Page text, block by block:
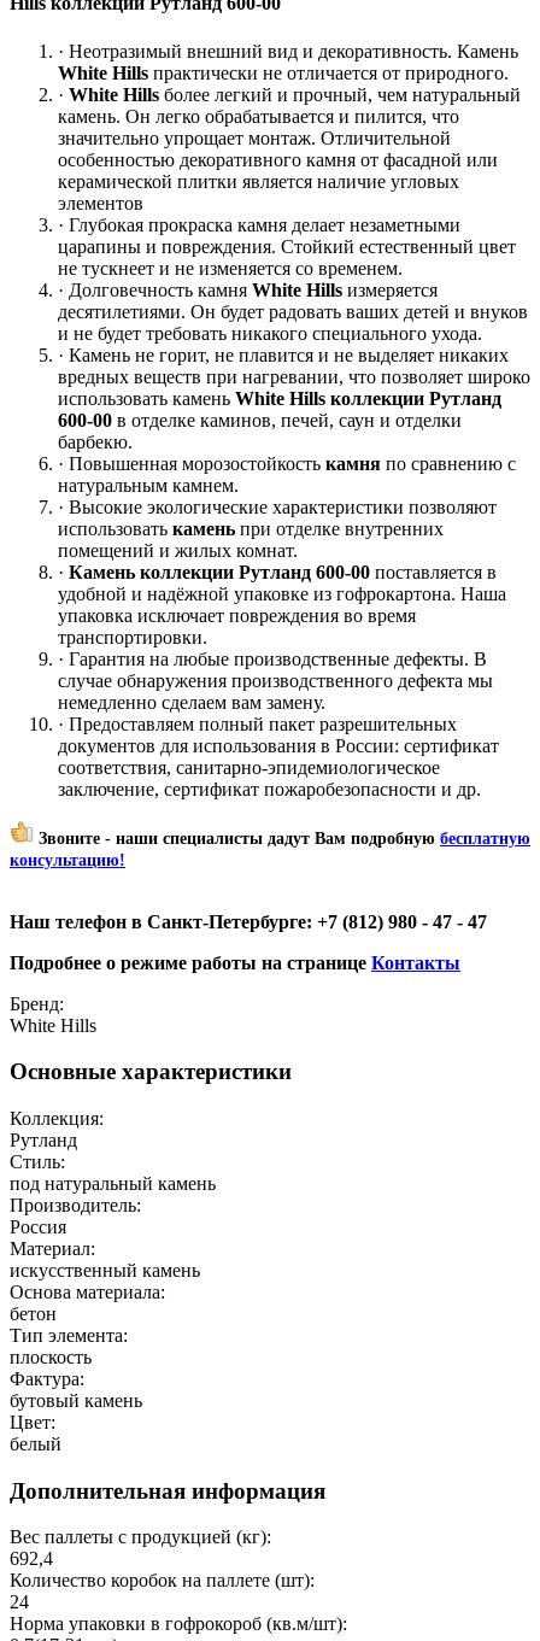
· Неотразимый внешний вид и декоративность. Камень
White Hills практически не отличается от природного.
· White Hills более легкий и прочный, чем натуральный
камень. Он легко обрабатывается и пилится, что
значительно упрощает монтаж. Отличительной
особенностью декоративного камня от фасадной или
керамической плитки является наличие угловых
элементов
· Глубокая прокраска камня делает незаметными
царапины и повреждения. Стойкий естественный цвет
не тускнеет и не изменяется со временем.
· Долговечность камня White Hills измеряется
десятилетиями. Он будет радовать ваших детей и внуков
и не будет требовать никакого специального ухода.
· Камень не горит, не плавится и не выделяет никаких
вредных веществ при нагревании, что позволяет широко
использовать камень White Hills коллекции Рутланд
600-00 в отделке каминов, печей, саун и отделки
барбекю.
· Повышенная морозостойкость камня по сравнению с
натуральным камнем.
· Высокие экологические характеристики позволяют
использовать камень при отделке внутренних
помещений и жилых комнат.
· Камень коллекции Рутланд 600-00 поставляется в
удобной и надёжной упаковке из гофрокартона. Наша
упаковка исключает повреждения во время
транспортировки.
· Гарантия на любые производственные дефекты. В
случае обнаружения производственного дефекта мы
немедленно сделаем вам замену.
· Предоставляем полный пакет разрешительных
документов для использования в России: сертификат
соответствия, санитарно-эпидемиологическое
заключение, сертификат пожаробезопасности и др.
Звоните - наши специалисты дадут Вам подробную бесплатную
консультацию!
Наш телефон в Санкт-Петербурге: +7 (812) 980 - 47 - 47
Подробнее о режиме работы на странице Контакты
Бренд:
White Hills
Основные характеристики
Коллекция:
Рутланд
Стиль:
под натуральный камень
Производитель:
Россия
Материал:
искусственный камень
Основа материала:
бетон
Тип элемента:
плоскость
Фактура:
бутовый камень
Цвет:
белый
Дополнительная информация
Вес паллеты с продукцией (кг):
692,4
Количество коробок на паллете (шт):
24
Норма упаковки в гофрокороб (кв.м/шт):